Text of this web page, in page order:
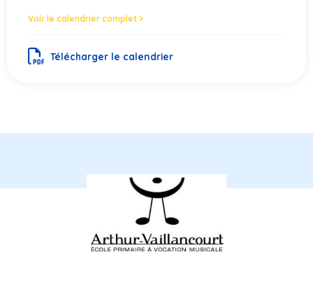
Voir le calendrier complet >
Télécharger le calendrier